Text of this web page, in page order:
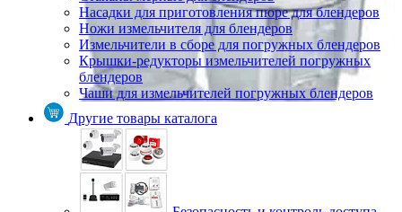
Насадки для приготовления пюре для блендеров
Ножи измельчителя для блендеров
Измельчители в сборе для погружных блендеров
Крышки-редукторы измельчителей погружных
блендеров
Чаши для измельчителей погружных блендеров
Другие товары каталога